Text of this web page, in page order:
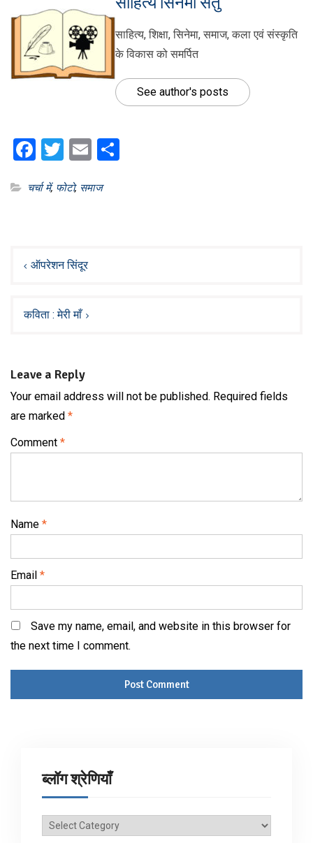
साहित्य, शिक्षा, सिनेमा, समाज, कला एवं संस्कृति
के विकास को समर्पित
See author's posts
Facebook
Twitter
Email
चर्चा में, फोटो, समाज
navigation
ऑपरेशन सिंदूर
कविता : मेरी माँ
Leave a Reply
Your email address will not be published. Required fields
are marked *
Comment *
Name *
Email *
Save my name, email, and website in this browser for
the next time I comment.
ब्लॉग श्रेणियाँ
ब्लॉग